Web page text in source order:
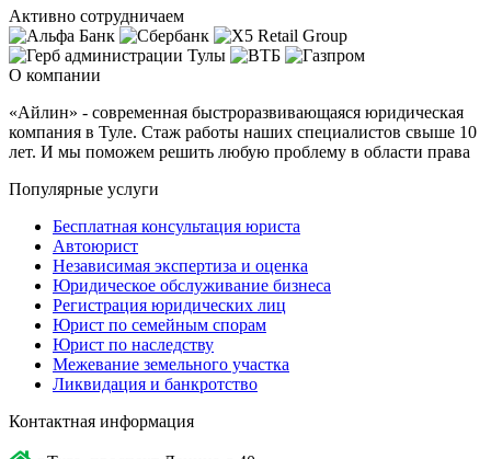
Активно сотрудничаем
О компании
«Айлин» - современная быстроразвивающаяся юридическая
компания в Туле. Стаж работы наших специалистов свыше 10
лет. И мы поможем решить любую проблему в области права
Популярные услуги
Бесплатная консультация юриста
Автоюрист
Независимая экспертиза и оценка
Юридическое обслуживание бизнеса
Регистрация юридических лиц
Юрист по семейным спорам
Юрист по наследству
Межевание земельного участка
Ликвидация и банкротство
Контактная информация